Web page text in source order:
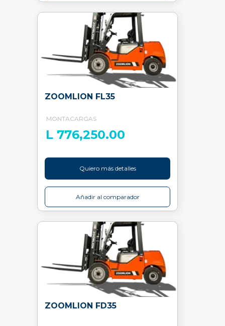
ZOOMLION FL35
MONTACARGAS
L 776,250.00
Quiero más detalles
Añadir al comparador
ZOOMLION FD35